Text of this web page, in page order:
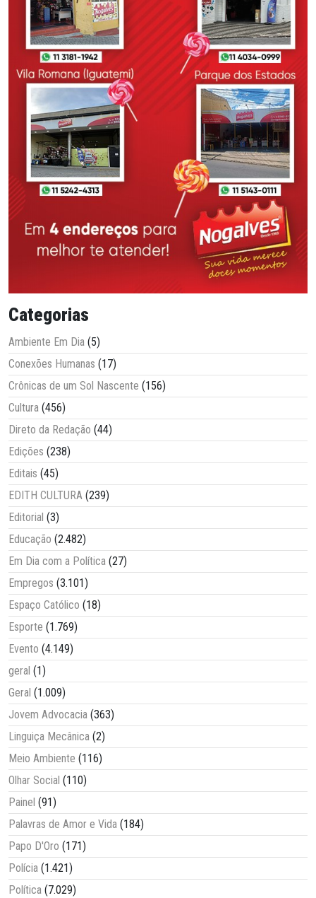
Categorias
Ambiente Em Dia (5)
Conexões Humanas (17)
Crônicas de um Sol Nascente (156)
Cultura (456)
Direto da Redação (44)
Edições (238)
Editais (45)
EDITH CULTURA (239)
Editorial (3)
Educação (2.482)
Em Dia com a Política (27)
Empregos (3.101)
Espaço Católico (18)
Esporte (1.769)
Evento (4.149)
geral (1)
Geral (1.009)
Jovem Advocacia (363)
Linguiça Mecânica (2)
Meio Ambiente (116)
Olhar Social (110)
Painel (91)
Palavras de Amor e Vida (184)
Papo D'Oro (171)
Polícia (1.421)
Política (7.029)